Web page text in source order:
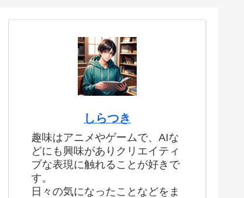
しらつき
趣味はアニメやゲームで、AIな
どにも興味がありクリエイティ
ブな表現に触れることが好きで
す。
日々の気になったことなどをま